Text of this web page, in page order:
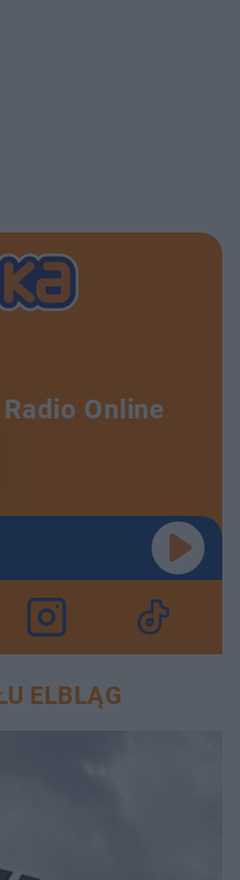
Radio Online
ELBLĄG